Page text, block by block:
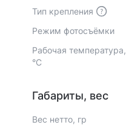
Тип крепления
Режим фотосъёмки
Рабочая температура,
°С
Габариты, вес
Вес нетто, гр